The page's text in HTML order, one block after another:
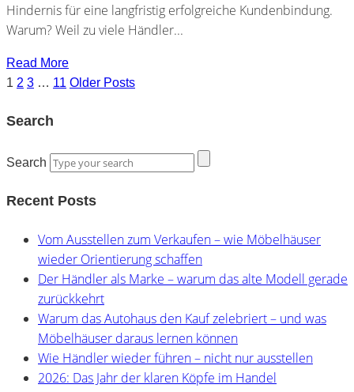
Hindernis für eine langfristig erfolgreiche Kundenbindung.
Warum? Weil zu viele Händler...
Read More
1 2 3 … 11 Older Posts
Search
Search
Recent Posts
Vom Ausstellen zum Verkaufen – wie Möbelhäuser
wieder Orientierung schaffen
Der Händler als Marke – warum das alte Modell gerade
zurückkehrt
Warum das Autohaus den Kauf zelebriert – und was
Möbelhäuser daraus lernen können
Wie Händler wieder führen – nicht nur ausstellen
2026: Das Jahr der klaren Köpfe im Handel